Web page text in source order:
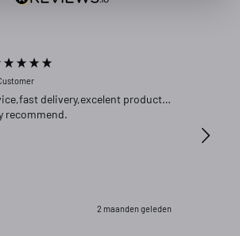
delivery,excelent product…
recommend.
2 maanden geleden